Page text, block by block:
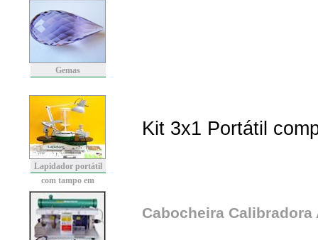
Gemas
Lapidador portátil
com tampo em
granito
Kit 3x1 Portátil
Cabocheira